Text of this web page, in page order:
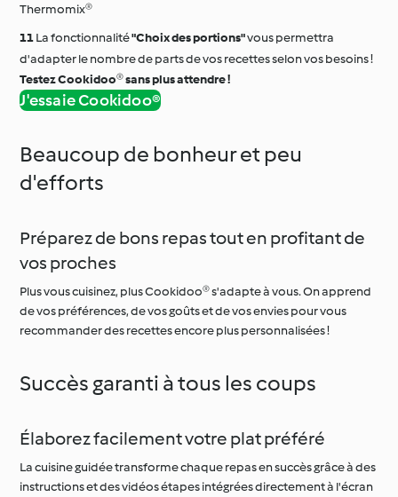
Thermomix®
La fonctionnalité"Choix des portions"vous permettra
d'adapter le nombre de parts de vos recettes selon vos besoins !
Testez Cookidoo® sans plus attendre !
J'essaie Cookidoo®
Beaucoup de bonheur et peu
d'efforts
Préparez de bons repas tout en profitant de
vos proches
Plus vous cuisinez, plus Cookidoo® s'adapte à vous. On apprend
de vos préférences, de vos goûts et de vos envies pour vous
recommander des recettes encore plus personnalisées !
Succès garanti à tous les coups
Élaborez facilement votre plat préféré
La cuisine guidée transforme chaque repas en succès grâce à des
instructions et des vidéos étapes intégrées directement à l'écran